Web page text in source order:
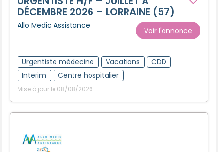
Inscrivez-vous en un clic !
DÉCEMBRE 2026 – LORRAINE (57)
Allo Medic Assistance
Voir l'annonce
Urgentiste médecine Vacations
CDD
Interim
Centre hospitalier
Mise à jour le 08/08/2026